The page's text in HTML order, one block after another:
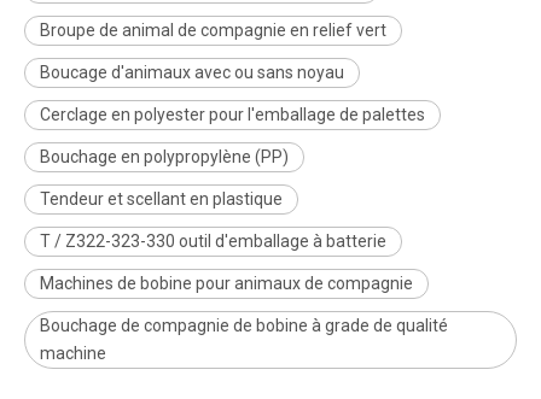
Broupe de animal de compagnie en relief vert
Boucage d'animaux avec ou sans noyau
Cerclage en polyester pour l'emballage de palettes
Bouchage en polypropylène (PP)
Tendeur et scellant en plastique
T / Z322-323-330 outil d'emballage à batterie
Machines de bobine pour animaux de compagnie
Bouchage de compagnie de bobine à grade de qualité
machine